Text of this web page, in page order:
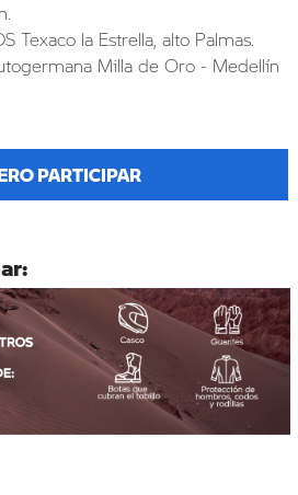
Texaco la Estrella, alto Palmas.
Milla de Oro - Medellín
PARTICIPAR